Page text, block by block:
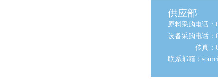
供应部
原料采购电话：
设备采购电话：
传真：
联系邮箱：